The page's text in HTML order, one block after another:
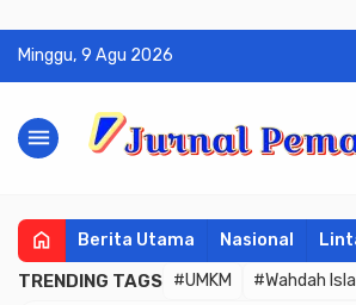
Minggu, 9 Agu 2026
menu
home Berita Utama Nasional
TRENDING TAGS #UMKM #Wahdah